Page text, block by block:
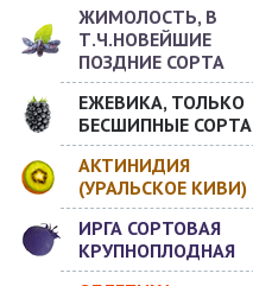
ЖИМОЛОСТЬ, В
Т.Ч.НОВЕЙШИЕ
ПОЗДНИЕ СОРТА
ЕЖЕВИКА, ТОЛЬКО
БЕСШИПНЫЕ СОРТА
АКТИНИДИЯ
(УРАЛЬСКОЕ КИВИ)
ИРГА СОРТОВАЯ
КРУПНОПЛОДНАЯ